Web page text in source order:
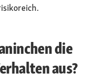
die
aus?